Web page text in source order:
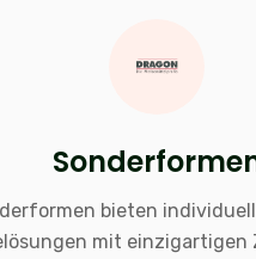
bieten
mit